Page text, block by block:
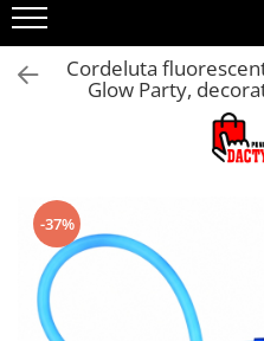
Cordeluta
Glow Party,
-37%